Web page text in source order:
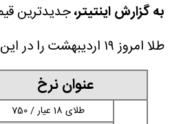
به گزارش اینتیتر،
طلا امروز ۱۹ اردیبهشت را در این مطلب مشاهده می کنید.
عنوان نرخ
طلای 18 عیار / 750